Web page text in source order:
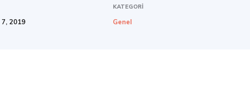
2019
KATEGORI
Genel